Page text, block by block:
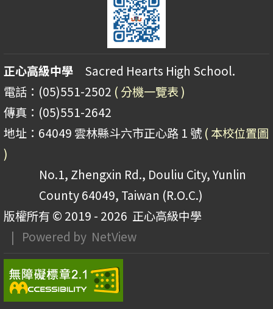
正心高級中學 Sacred Hearts High School.
電話：(05)551-2502 ( 分機一覽表 )
傳真：(05)551-2642
地址：64049 雲林縣斗六市正心路 1 號 ( 本校位置圖
)
No.1, Zhengxin Rd., Douliu City, Yunlin
County 64049, Taiwan (R.O.C.)
版權所有 © 2019 - 2026 正心高級中學
| Powered by NetView